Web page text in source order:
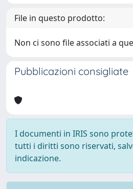
File in questo prodotto:
Non ci sono file associati a
Pubblicazioni consigliate
I documenti in IRIS sono
tutti i diritti sono riservati,
indicazione.